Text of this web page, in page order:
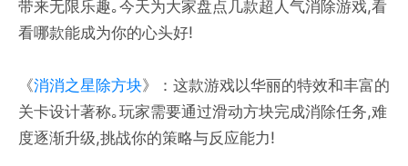
带来无限乐趣｡今天为大家盘点几款超人气消除游戏,看
看哪款能成为你的心头好!
《消消之星除方块》：这款游戏以华丽的特效和丰富的
关卡设计著称｡玩家需要通过滑动方块完成消除任务,难
度逐渐升级,挑战你的策略与反应能力!